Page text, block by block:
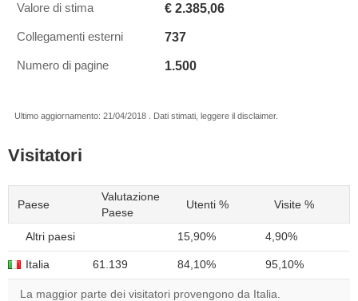
Valore di stima € 2.385,06
Collegamenti esterni 737
Numero di pagine 1.500
Ultimo aggiornamento: 21/04/2018 . Dati stimati, leggere il disclaimer.
Visitatori
Paese
Valutazione
Paese
Utenti % Visite %
Altri paesi 15,90% 4,90%
Italia 61.139 84,10% 95,10%
La maggior parte dei visitatori provengono da Italia.